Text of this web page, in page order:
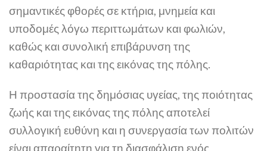
σημαντικές φθορές σε κτήρια, μνημεία και
υποδομές λόγω περιττωμάτων και φωλιών,
καθώς και συνολική επιβάρυνση της
καθαριότητας και της εικόνας της πόλης.
Η προστασία της δημόσιας υγείας, της ποιότητας
ζωής και της εικόνας της πόλης αποτελεί
συλλογική ευθύνη και η συνεργασία των πολιτών
είναι απαραίτητη για τη διασφάλιση ενός